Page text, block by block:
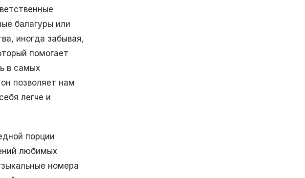
балагуры или
иногда забывая,
помогает
в самых
позволяет нам
легче и
порции
любимых
номера